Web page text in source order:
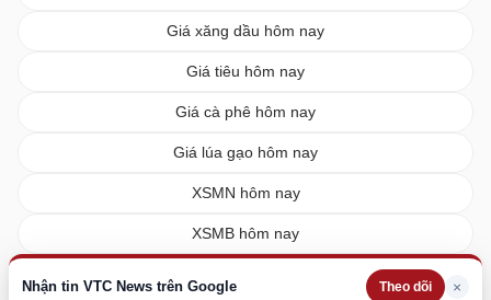
Nhận tin VTC News trên Google Theo dõi ×
Giá xăng dầu hôm nay
Giá tiêu hôm nay
Giá cà phê hôm nay
Giá lúa gạo hôm nay
XSMN hôm nay
XSMB hôm nay